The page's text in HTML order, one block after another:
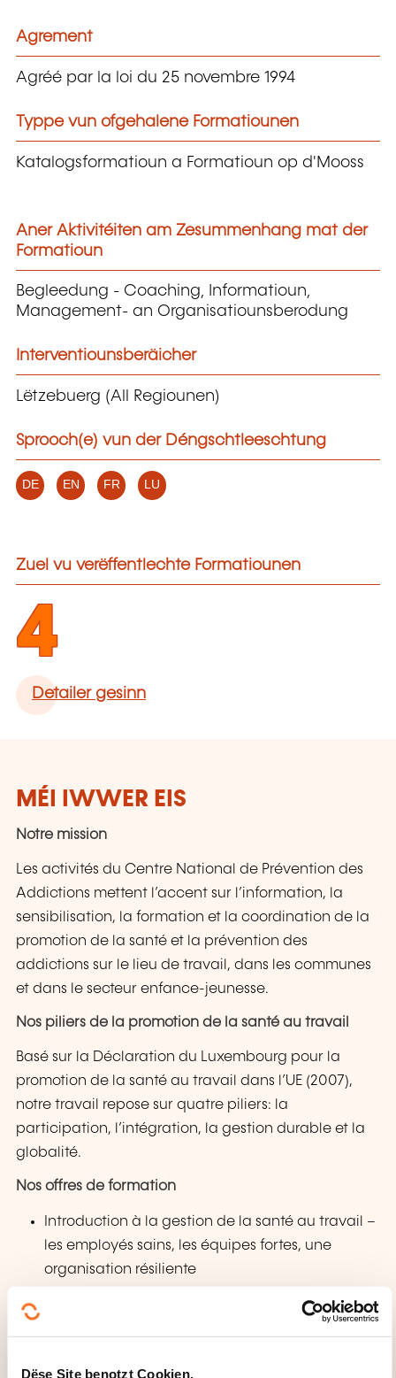
Dëse Site benotzt Cookien.
Agrement
Agréé par la loi du 25 novembre 1994
Typpe vun ofgehalene Formatiounen
Katalogsformatioun a Formatioun op d'Mooss
Aner Aktivitéiten am Zesummenhang mat der
Formatioun
Begleedung - Coaching, Informatioun,
Management- an Organisatiounsberodung
Interventiounsberäicher
Lëtzebuerg (All Regiounen)
Sprooch(e) vun der Déngschtleeschtung
DE EN FR LU
Zuel vu verëffentlechte Formatiounen
4
Detailer gesinn
MÉI IWWER EIS
Notre mission
Les activités du Centre National de Prévention des
Addictions mettent l’accent sur l’information, la
sensibilisation, la formation et la coordination de la
promotion de la santé et la prévention des
addictions sur le lieu de travail, dans les communes
et dans le secteur enfance-jeunesse.
Nos piliers de la promotion de la santé au travail
Basé sur la Déclaration du Luxembourg pour la
promotion de la santé au travail dans l’UE (2007),
notre travail repose sur quatre piliers: la
participation, l’intégration, la gestion durable et la
globalité.
Nos offres de formation
Introduction à la gestion de la santé au travail –
les employés sains, les équipes fortes, une
organisation résiliente
La prévention des addictions dans le contexte
et la prévention des risques et la résilience pour